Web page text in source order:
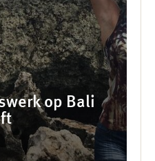
op Bali